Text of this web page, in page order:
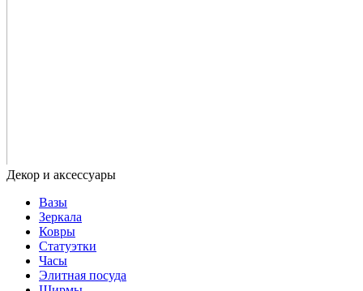
Вазы
Зеркала
Ковры
Статуэтки
Часы
Элитная посуда